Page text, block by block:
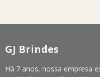
GJ Brindes
Há 7 anos, nossa empresa